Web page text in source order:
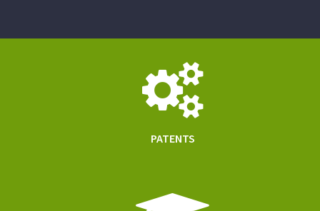
PATENTS